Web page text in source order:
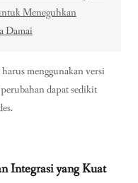
Meneguhkan
Damai
menggunakan versi
dapat sedikit
Integrasi yang Kuat